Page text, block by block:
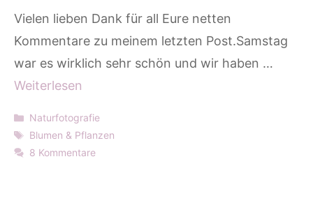
Vielen lieben Dank für all Eure netten
Kommentare zu meinem letzten Post.Samstag
war es wirklich sehr schön und wir haben …
Weiterlesen
Kategorien
Naturfotografie
Schlagwörter
Blumen & Pflanzen
8 Kommentare